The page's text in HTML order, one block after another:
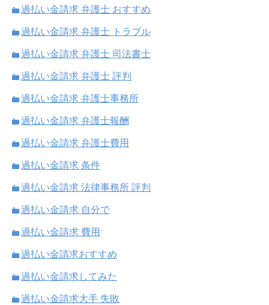
過払い金請求 弁護士 おすすめ
過払い金請求 弁護士 トラブル
過払い金請求 弁護士 司法書士
過払い金請求 弁護士 評判
過払い金請求 弁護士事務所
過払い金請求 弁護士報酬
過払い金請求 弁護士費用
過払い金請求 条件
過払い金請求 法律事務所 評判
過払い金請求 自分で
過払い金請求 費用
過払い金請求おすすめ
過払い金請求してみた
過払い金請求大手 失敗